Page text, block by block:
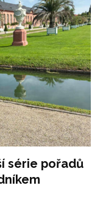
série pořadů